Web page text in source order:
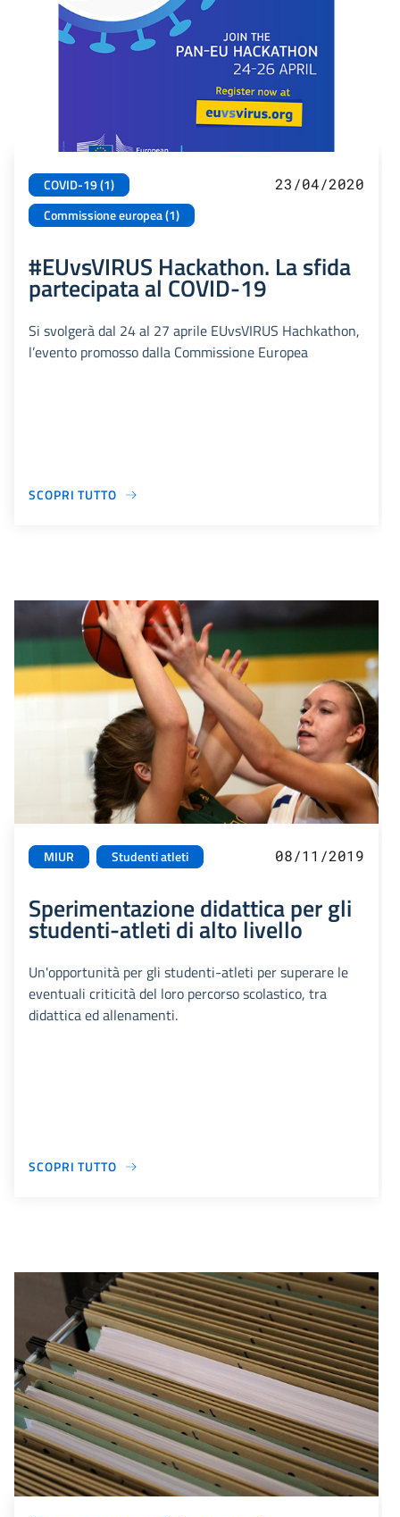
COVID-19 (1)
Commissione europea (1)
23/04/2020
#EUvsVIRUS Hackathon. La sfida
partecipata al COVID-19
Si svolgerà dal 24 al 27 aprile EUvsVIRUS Hachkathon,
l’evento promosso dalla Commissione Europea
SCOPRI TUTTO
MIUR Studenti atleti 08/11/2019
Sperimentazione didattica per gli
studenti-atleti di alto livello
Un'opportunità per gli studenti-atleti per superare le
eventuali criticità del loro percorso scolastico, tra
didattica ed allenamenti.
SCOPRI TUTTO